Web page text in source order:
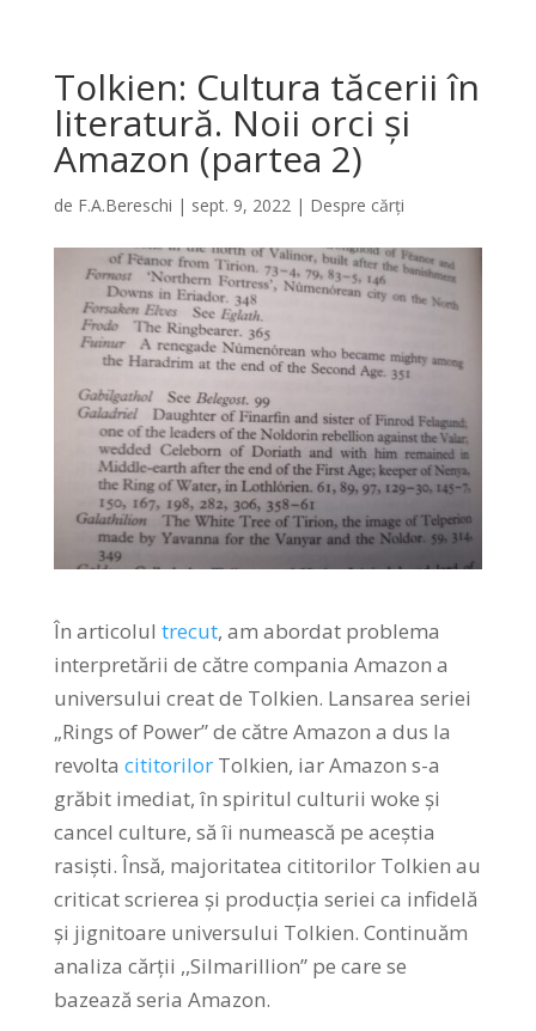
Tolkien: Cultura tăcerii în
literatură. Noii orci și
Amazon (partea 2)
de F.A.Bereschi | sept. 9, 2022| Despre cărți
În articolul trecut, am abordat problema
interpretării de către compania Amazon a
universului creat de Tolkien. Lansarea seriei
„Rings of Power” de către Amazon a dus la
revolta cititorilorTolkien, iar Amazon s-a
grăbit imediat, în spiritul culturii woke și
cancel culture, să îi numească pe aceștia
rasiști. Însă, majoritatea cititorilor Tolkien au
criticat scrierea și producția seriei ca infidelă
și jignitoare universului Tolkien. Continuăm
analiza cărții ,,Silmarillion” pe care se
bazează seria Amazon.